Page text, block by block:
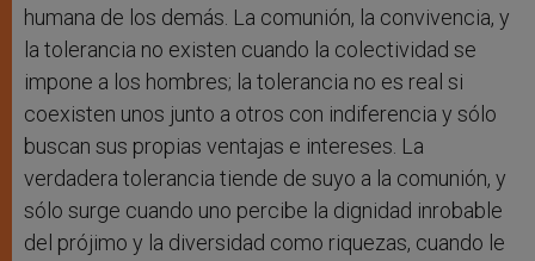
humana de los demás. La comunión, la convivencia, y
la tolerancia no existen cuando la colectividad se
impone a los hombres; la tolerancia no es real si
coexisten unos junto a otros con indiferencia y sólo
buscan sus propias ventajas e intereses. La
verdadera tolerancia tiende de suyo a la comunión, y
sólo surge cuando uno percibe la dignidad inrobable
del prójimo y la diversidad como riquezas, cuando le